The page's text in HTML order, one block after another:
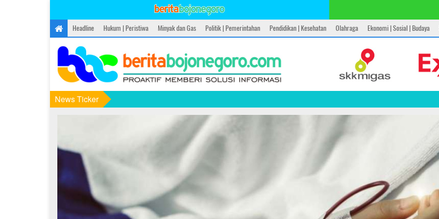
Headline Hukum | Peristiwa Minyak dan Gas Politik | Pemerintahan Pendidikan | Kesehatan Olahraga Ekonomi | Sosial | Budaya
News Ticker